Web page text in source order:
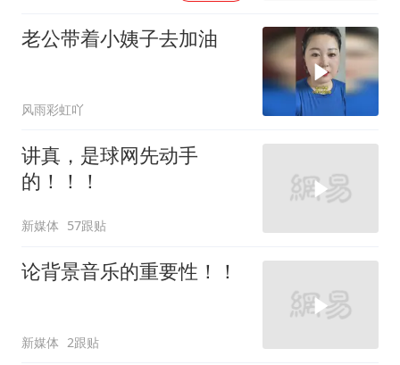
老公带着小姨子去加油
风雨彩虹吖
讲真，是球网先动手
的！！！
新媒体 57跟贴
论背景音乐的重要性！！
新媒体 2跟贴